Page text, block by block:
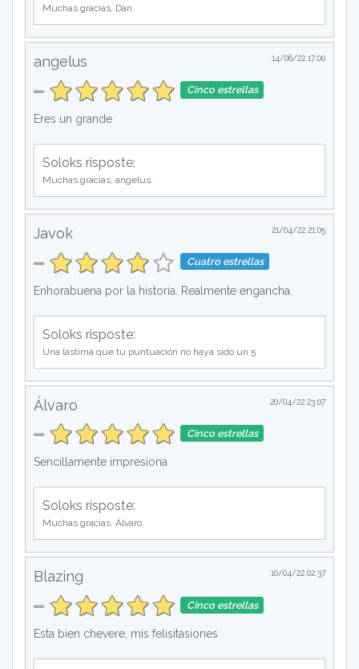
Muchas gracias, Dan.
14/06/22 17:00
angelus
Cinco estrellas
Eres un grande
Soloks risposte:
Muchas gracias, angelus.
21/04/22 21:05
Javok
Cuatro estrellas
Enhorabuena por la historia. Realmente engancha.
Soloks risposte:
Una lástima que tu puntuación no haya sido un 5
20/04/22 23:07
Álvaro
Cinco estrellas
Sencillamente impresiona
Soloks risposte:
Muchas gracias, Álvaro.
10/04/22 02:37
Blazing
Cinco estrellas
Esta bien chevere, mis felisitasiones